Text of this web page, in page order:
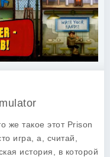
же такое этот Prison
игра, а, считай,
история, в которой